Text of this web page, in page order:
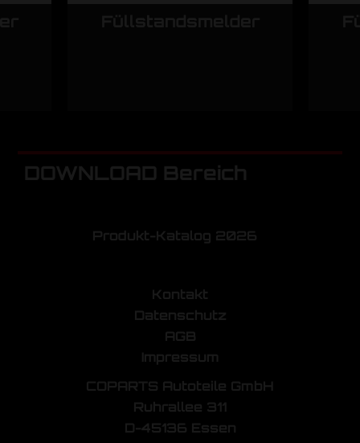
DOWNLOAD Bereich
Produkt-Katalog 2026
Kontakt
Datenschutz
AGB
Impressum
COPARTS Autoteile GmbH
Ruhrallee 311
D-45136 Essen